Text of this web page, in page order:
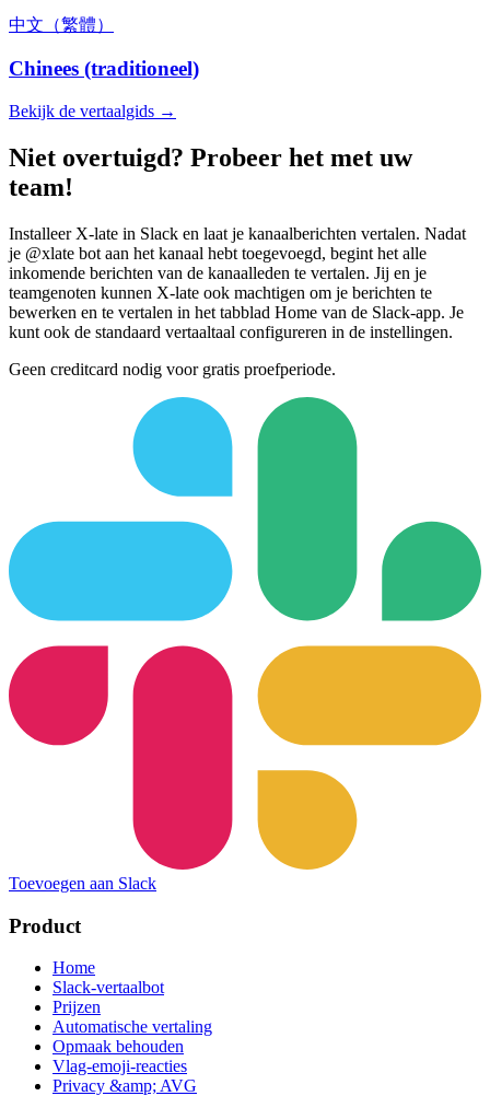
中文（繁體）
Chinees (traditioneel)
Bekijk de vertaalgids →
Niet overtuigd? Probeer het met uw
team!
Installeer X-late in Slack en laat je kanaalberichten vertalen. Nadat
je @xlate bot aan het kanaal hebt toegevoegd, begint het alle
inkomende berichten van de kanaalleden te vertalen. Jij en je
teamgenoten kunnen X-late ook machtigen om je berichten te
bewerken en te vertalen in het tabblad Home van de Slack-app. Je
kunt ook de standaard vertaaltaal configureren in de instellingen.
Geen creditcard nodig voor gratis proefperiode.
Toevoegen aan Slack
Product
Home
Slack-vertaalbot
Prijzen
Automatische vertaling
Opmaak behouden
Vlag-emoji-reacties
Privacy &amp; AVG